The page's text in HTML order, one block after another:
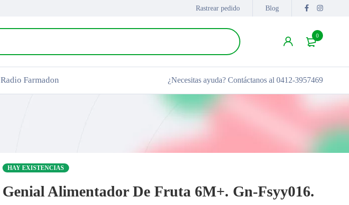
Rastrear pedido Blog
0
Radio Farmadon ¿Necesitas ayuda? Contáctanos al 0412-3957469
HAY EXISTENCIAS
Genial Alimentador De Fruta 6M+. Gn-Fsyy016.